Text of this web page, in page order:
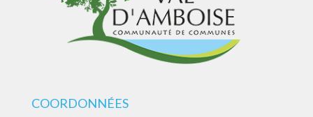
COORDONNÉES